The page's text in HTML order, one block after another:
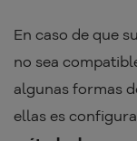
En caso de que
no sea
algunas formas
ellas es